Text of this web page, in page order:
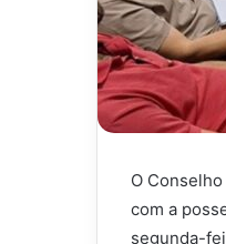
O
com a
segunda-